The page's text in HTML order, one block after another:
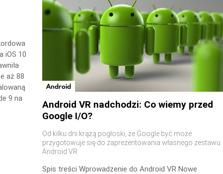
iOS 10
aż 88
9 na
Android
Android VR nadchodzi: Co wiemy przed
Google I/O?
Od kilku dni krążą pogłoski, że Google być może
przygotowuje się do zaprezentowania własnego zestawu
Android VR
Spis treści Wprowadzenie do Android VR Nowe